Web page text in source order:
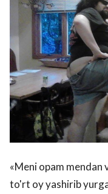
«Meni opam
to'rt oy yashirib